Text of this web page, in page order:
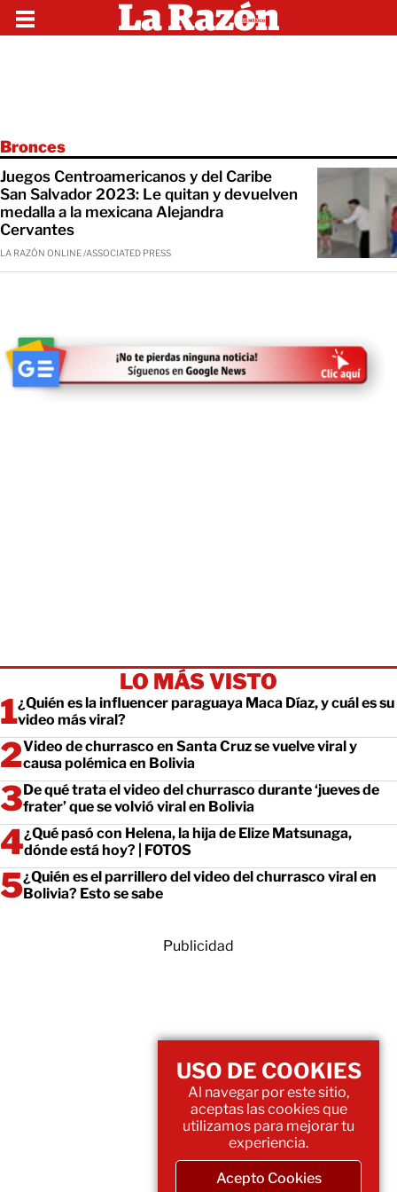
Bronces
Juegos Centroamericanos y del Caribe
San Salvador 2023: Le quitan y devuelven
medalla a la mexicana Alejandra
Cervantes
LA RAZÓN ONLINE /ASSOCIATED PRESS
LO MÁS VISTO
¿Quién es la influencer paraguaya Maca Díaz, y cuál es su
video más viral?
Video de churrasco en Santa Cruz se vuelve viral y
causa polémica en Bolivia
De qué trata el video del churrasco durante ‘jueves de
frater’ que se volvió viral en Bolivia
¿Qué pasó con Helena, la hija de Elize Matsunaga,
dónde está hoy? | FOTOS
¿Quién es el parrillero del video del churrasco viral en
Bolivia? Esto se sabe
Publicidad
USO DE COOKIES
Al navegar por este sitio,
aceptas las cookies que
utilizamos para mejorar tu
experiencia.
Acepto Cookies